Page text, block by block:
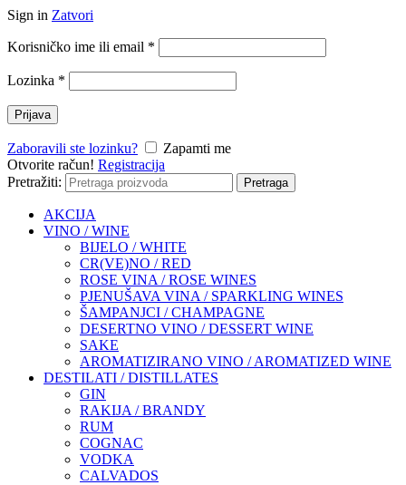
Sign in Zatvori
Korisničko ime ili email *
Lozinka *
Prijava
Zaboravili ste lozinku?
Zapamti me
Otvorite račun! Registracija
Pretražiti:
Pretraga
AKCIJA
VINO / WINE
BIJELO / WHITE
CR(VE)NO / RED
ROSE VINA / ROSE WINES
PJENUŠAVA VINA / SPARKLING WINES
ŠAMPANJCI / CHAMPAGNE
DESERTNO VINO / DESSERT WINE
SAKE
AROMATIZIRANO VINO / AROMATIZED WINE
DESTILATI / DISTILLATES
GIN
RAKIJA / BRANDY
RUM
COGNAC
VODKA
CALVADOS